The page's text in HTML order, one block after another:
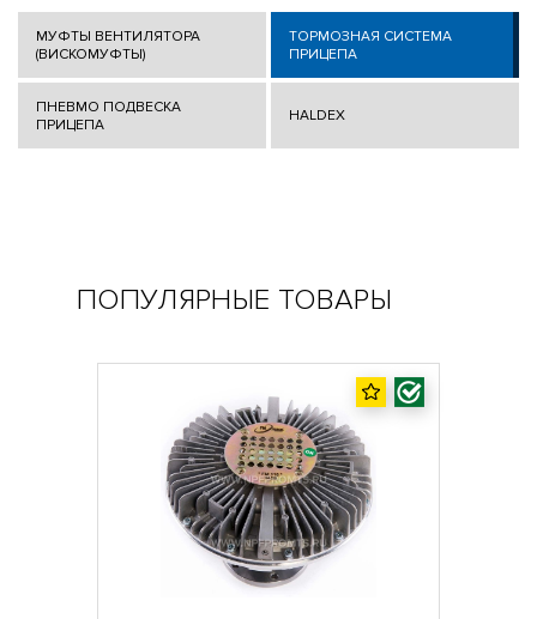
МУФТЫ ВЕНТИЛЯТОРА
(ВИСКОМУФТЫ)
ТОРМОЗНАЯ СИСТЕМА
ПРИЦЕПА
ПНЕВМО ПОДВЕСКА
ПРИЦЕПА
HALDEX
ПОПУЛЯРНЫЕ ТОВАРЫ